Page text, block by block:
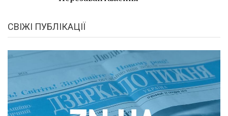
СВІЖІ ПУБЛІКАЦІЇ